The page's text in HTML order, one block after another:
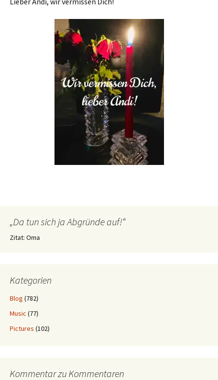
„Da tun sich ja Abgründe auf!“
Zitat: Oma
Kategorien
Blog (782)
Music (77)
Pictures (102)
Kommentar zu Kommentaren